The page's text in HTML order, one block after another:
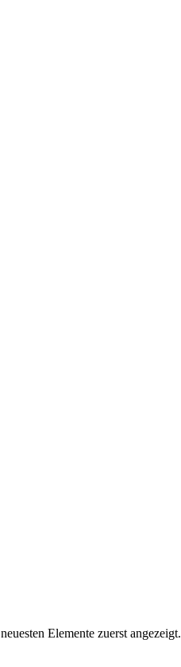
Elemente zuerst angezeigt.